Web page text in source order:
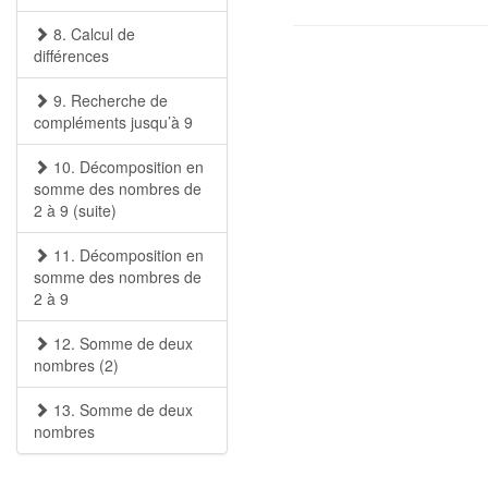
8. Calcul de
différences
9. Recherche de
compléments jusqu’à 9
10. Décomposition en
somme des nombres de
2 à 9 (suite)
11. Décomposition en
somme des nombres de
2 à 9
12. Somme de deux
nombres (2)
13. Somme de deux
nombres